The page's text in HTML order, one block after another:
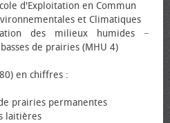
d'Exploitation en Commun
et Climatiques
des milieux humides −
de prairies (MHU 4)
en chiffres :
prairies permanentes
laitières